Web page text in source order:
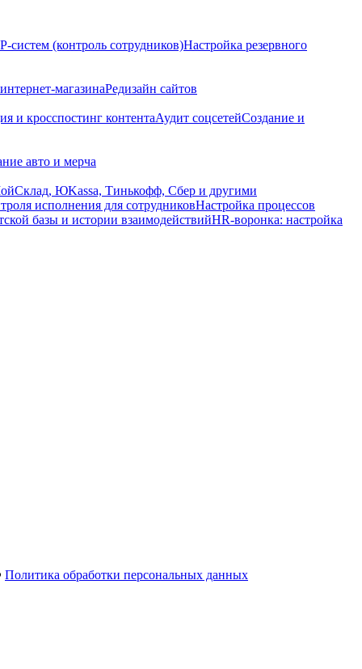
систем (контроль сотрудников)Настройка резервного
магазинаРедизайн сайтов
и кросспостинг контентаАудит соцсетейСоздание и
авто и мерча
ЮKassa, Тинькофф, Сбер и другими
исполнения для сотрудниковНастройка процессов
базы и истории взаимодействийHR-воронка: настройка
Политика обработки персональных данных